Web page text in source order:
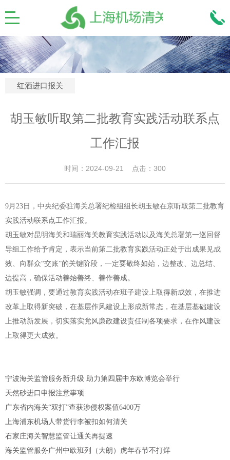
红酒进口报关
胡玉敏听取第二批教育实践活动联系点
工作汇报
时间：2024-09-21 点击：300
9月23日，中央纪委驻海关总署纪检组组长胡玉敏在京听取第二批教育
实践活动联系点工作汇报。
胡玉敏对昆明海关和瑞丽海关教育实践活动以及海关总署第一巡回督
导组工作给予肯定，表示当前第二批教育实践活动正处于出成果见成
效、向群众“交账”的关键阶段，一定要敬终如始，边整改、边总结、
边提高，确保活动善始善终、善作善成。
胡玉敏强调，要通过教育实践活动在班子建设上取得新成效，在推进
改革上取得新突破，在基层作风建设上形成新常态，在基层基础建设
上推动新发展，切实落实党风廉政建设责任制各项要求，在作风建设
上取得更大成效。
宁波海关监管服务新升级 助力第四届中东欧博览会举行
天然砂进口申报注意事项
广东省内海关“双打”查获涉侵权案值6400万
上海浦东机场人带货行李被扣如何清关
石家庄海关智慧监管让通关再提速
海关监管服务广州中欧班列（大朗）虎年春节不打烊